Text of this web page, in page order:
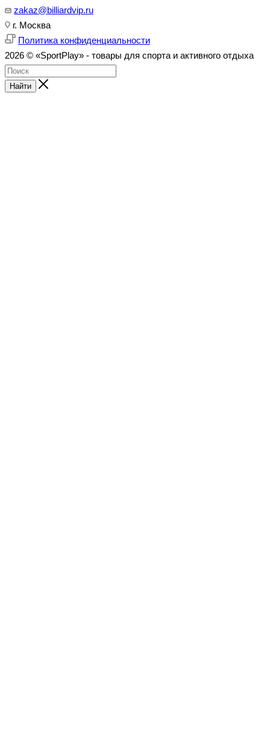
zakaz@billiardvip.ru
г. Москва
Политика конфиденциальности
2026 © «SportPlay» - товары для спорта и активного отдыха
Найти